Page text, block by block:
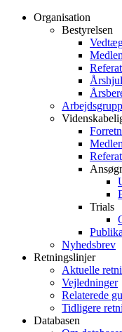
Organisation
Bestyrelsen
Årshjul
Trials
Nyhedsbrev
Retningslinjer
Aktuelle
Vejledninger
Relaterede
Tidligere
Databasen